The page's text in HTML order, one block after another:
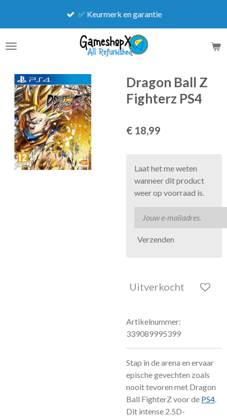
de
✅ Keurmerk en garantie
Dragon Ball Z
Fighterz PS4
€ 18,99
Laat het me weten
wanneer dit product
weer op voorraad is.
Verzenden
Uitverkocht
Artikelnummer:
339089995399
Stap in de arena en ervaar
epische gevechten zoals
nooit tevoren met Dragon
Ball FighterZ voor de PS4.
Dit intense 2.5D-